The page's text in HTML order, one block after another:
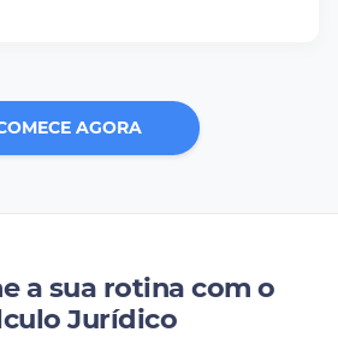
AGORA
a sua rotina com o
Jurídico